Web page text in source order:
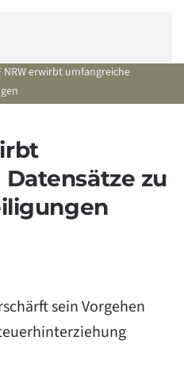
NRW erwirbt umfangreiche
zu
sein Vorgehen